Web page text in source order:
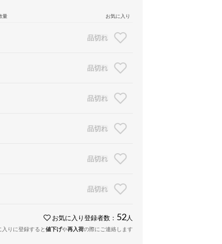
量 お気に入り
品切れ
品切れ
品切れ
品切れ
品切れ
品切れ
お気に入り登録者数： 52 人
入りに登録すると値下げや再入荷の際にご連絡します